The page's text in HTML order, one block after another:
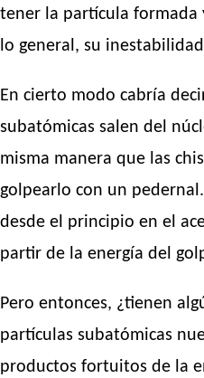
tener la partícula formada
lo general, su
En cierto modo cabría
subatómicas salen del
misma manera que las
golpearlo con un
desde el principio en el
partir de la energía del
Pero entonces, ¿tienen
partículas subatómicas
productos fortuitos de la